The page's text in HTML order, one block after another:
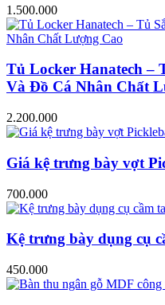
1.500.000
Tủ Locker Hanatech –
Và Đồ Cá Nhân Chất
2.200.000
Giá kệ trưng bày vợt
700.000
Kệ trưng bày dụng cụ
450.000